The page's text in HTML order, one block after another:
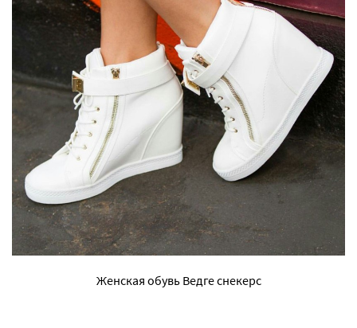
Женская обувь Ведге снекерс